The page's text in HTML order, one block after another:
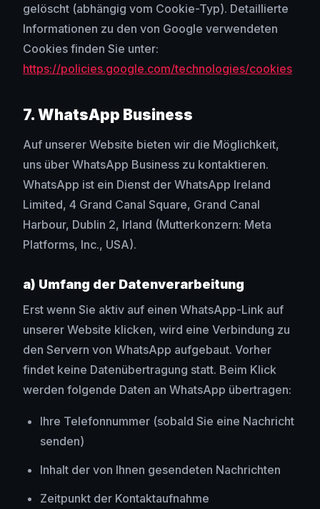
gelöscht (abhängig vom Cookie-Typ). Detaillierte
Informationen zu den von Google verwendeten
Cookies finden Sie unter:
https://policies.google.com/technologies/cookies
7. WhatsApp Business
Auf unserer Website bieten wir die Möglichkeit,
uns über WhatsApp Business zu kontaktieren.
WhatsApp ist ein Dienst der WhatsApp Ireland
Limited, 4 Grand Canal Square, Grand Canal
Harbour, Dublin 2, Irland (Mutterkonzern: Meta
Platforms, Inc., USA).
a) Umfang der Datenverarbeitung
Erst wenn Sie aktiv auf einen WhatsApp-Link auf
unserer Website klicken, wird eine Verbindung zu
den Servern von WhatsApp aufgebaut. Vorher
findet keine Datenübertragung statt. Beim Klick
werden folgende Daten an WhatsApp übertragen:
Ihre Telefonnummer (sobald Sie eine Nachricht
senden)
Inhalt der von Ihnen gesendeten Nachrichten
Zeitpunkt der Kontaktaufnahme